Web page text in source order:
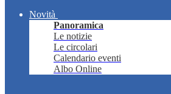
Novità
Panoramica
Le notizie
Le circolari
Calendario eventi
Albo Online